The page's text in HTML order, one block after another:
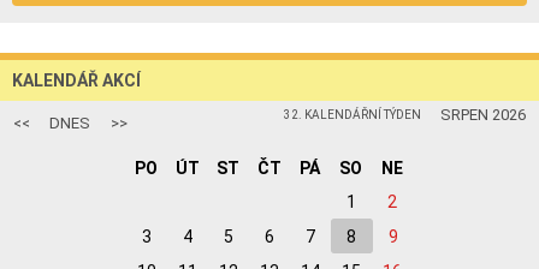
KALENDÁŘ AKCÍ
<< DNES >> SRPEN 2026
32. KALENDÁŘNÍ TÝDEN
PO ÚT ST ČT PÁ SO
NE
1
2
3
4 5 6 7 8
9